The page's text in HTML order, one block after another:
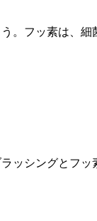
。フッ素は、
ッシングとフ